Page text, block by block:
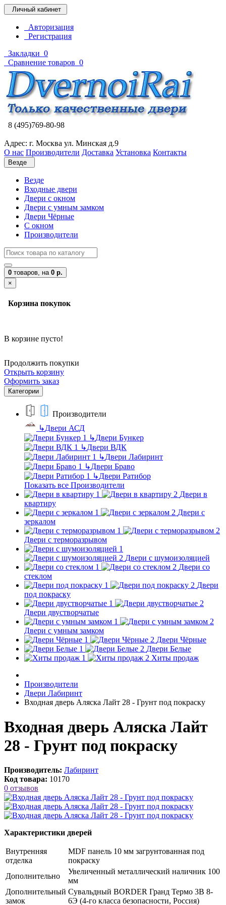
Личный кабинет
Авторизация
Регистрация
Закладки 0
Сравнение товаров 0
8 (495)769-80-98
Адрес: г. Москва ул. Минская д.9
О нас Производители Доставка Установка Контакты
Везде
Везде
Входные двери
Двери с окном
Двери с умным замком
Двери Чёрные
C окном
Производители
0 товаров, на 0 р.
×
Корзина покупок
В корзине пусто!
Продолжить покупки
Открыть корзину
Оформить заказ
Категории
Производители
↳Двери АСД
↳Двери Бункер
↳Двери ВДК
↳Двери Лабиринт
↳Двери Браво
↳Двери Ратибор
Показать все Производители
Двери в
квартиру
Двери с
зеркалом
Двери с терморазрывом
Двери с шумоизоляцией
Двери со
стеклом
Двери
под покраску
Двери двустворчатые
Двери с умным замком
Двери Чёрные
Двери Белые
Хиты продаж
Производители
Двери Лабиринт
Входная дверь Аляска Лайт 28 - Грунт под покраску
Входная дверь Аляска Лайт
28 - Грунт под покраску
Производитель: Лабиринт
Код товара: 10170
0 отзывов
Характеристики дверей
Внутренняя
отделка
MDF панель 10 мм загрунтованная под
покраску
Дополнительно
Увеличенный металлический наличник 100
мм
Дополнительный
замок
Сувальдный BORDER Гранд Термо 3В 8-
6Э (4-го класса безопасности, Россия)